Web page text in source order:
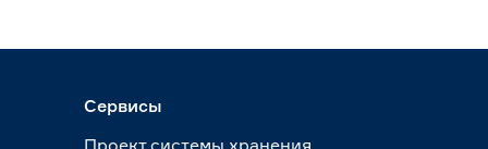
Сервисы
Проект системы хранения.